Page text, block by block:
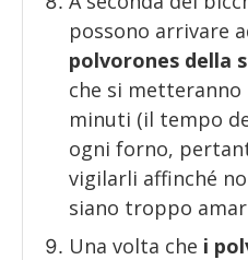
possono arrivare
polvorones della
che si
minuti (il tempo
ogni forno,
vigilarli affinché
siano troppo
Una volta che i